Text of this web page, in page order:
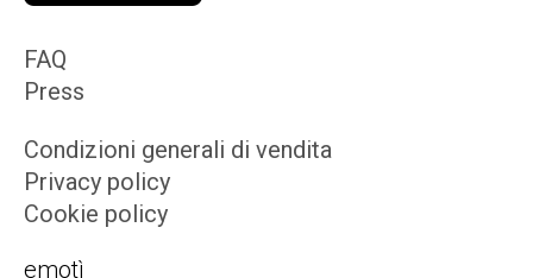
FAQ
Press
Condizioni generali di vendita
Privacy policy
Cookie policy
emotì